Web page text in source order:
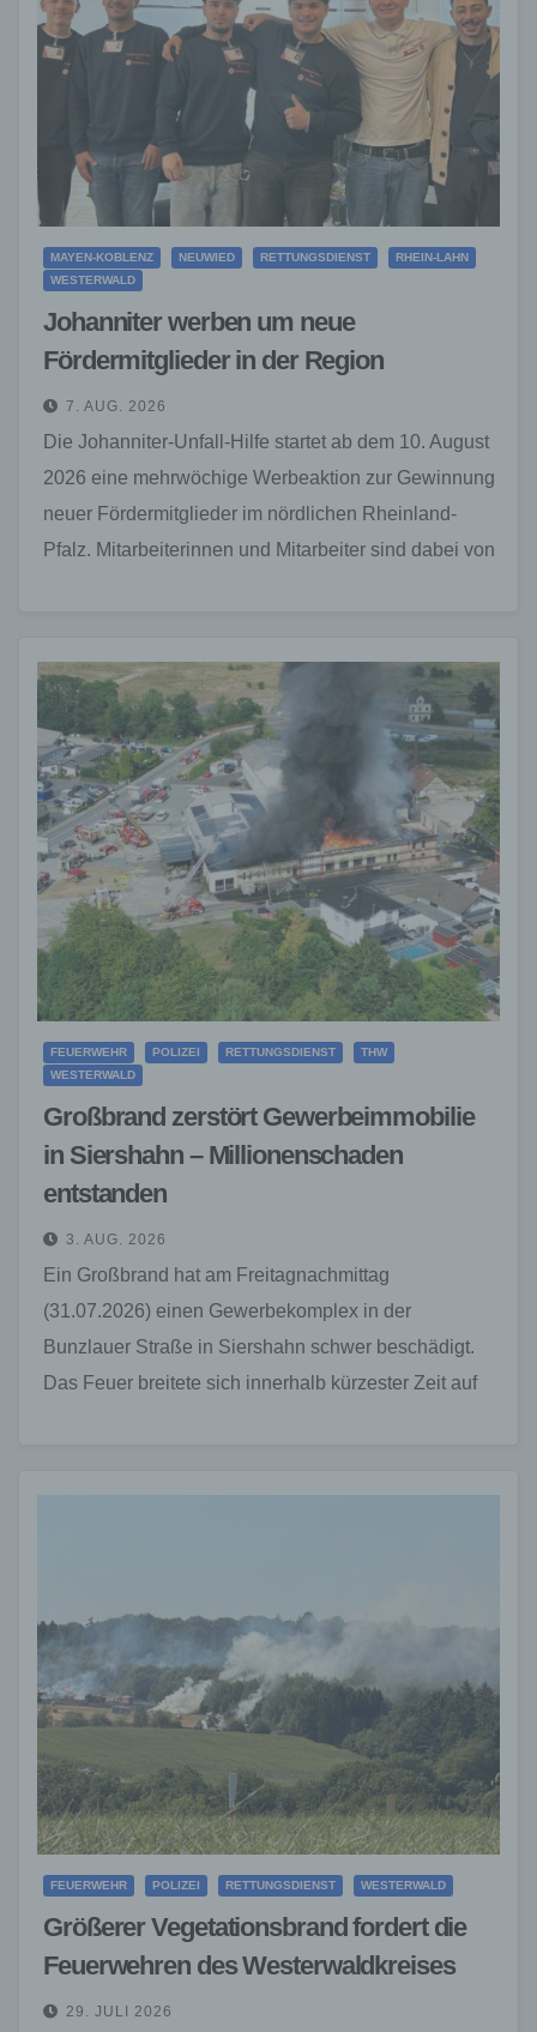
MAYEN-KOBLENZ NEUWIED RETTUNGSDIENST
RHEIN-LAHN
WESTERWALD
Johanniter werben um neue
Fördermitglieder in der Region
7. AUG. 2026
Die Johanniter-Unfall-Hilfe startet ab dem 10. August
2026 eine mehrwöchige Werbeaktion zur Gewinnung
neuer Fördermitglieder im nördlichen Rheinland-
Pfalz. Mitarbeiterinnen und Mitarbeiter sind dabei von
FEUERWEHR POLIZEI RETTUNGSDIENST
THW
WESTERWALD
Großbrand zerstört Gewerbeimmobilie
in Siershahn – Millionenschaden
entstanden
3. AUG. 2026
Ein Großbrand hat am Freitagnachmittag
(31.07.2026) einen Gewerbekomplex in der
Bunzlauer Straße in Siershahn schwer beschädigt.
Das Feuer breitete sich innerhalb kürzester Zeit auf
FEUERWEHR POLIZEI RETTUNGSDIENST WESTERWALD
Größerer Vegetationsbrand fordert die
Feuerwehren des Westerwaldkreises
29. JULI 2026